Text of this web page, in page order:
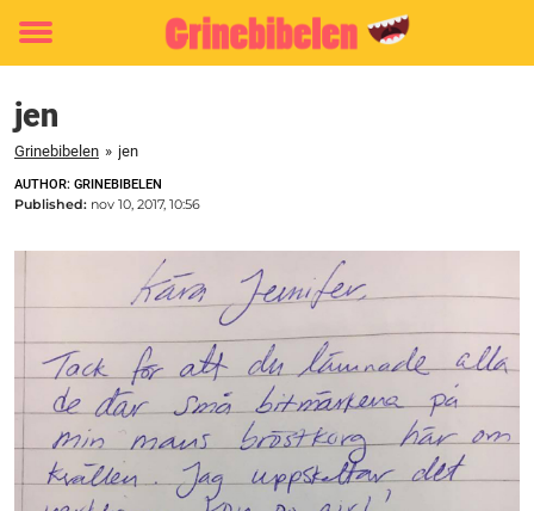
Toggle
jen
Grinebibelen » jen
AUTHOR: GRINEBIBELEN
Published: nov 10, 2017, 10:56